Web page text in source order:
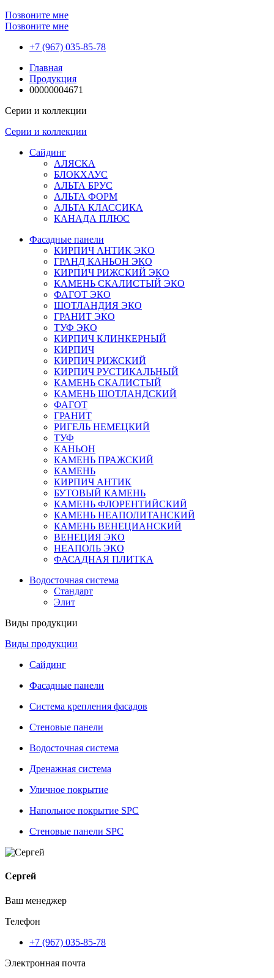
Позвоните мне
Позвоните мне
+7 (967) 035-85-78
Главная
Продукция
00000004671
Серии и коллекции
Серии и коллекции
Сайдинг
АЛЯСКА
БЛОКХАУС
АЛЬТА БРУС
АЛЬТА ФОРМ
АЛЬТА КЛАССИКА
КАНАДА ПЛЮС
Фасадные панели
КИРПИЧ АНТИК ЭКО
ГРАНД КАНЬОН ЭКО
КИРПИЧ РИЖСКИЙ ЭКО
КАМЕНЬ СКАЛИСТЫЙ ЭКО
ФАГОТ ЭКО
ШОТЛАНДИЯ ЭКО
ГРАНИТ ЭКО
ТУФ ЭКО
КИРПИЧ КЛИНКЕРНЫЙ
КИРПИЧ
КИРПИЧ РИЖСКИЙ
КИРПИЧ РУСТИКАЛЬНЫЙ
КАМЕНЬ СКАЛИСТЫЙ
КАМЕНЬ ШОТЛАНДСКИЙ
ФАГОТ
ГРАНИТ
РИГЕЛЬ НЕМЕЦКИЙ
ТУФ
КАНЬОН
КАМЕНЬ ПРАЖСКИЙ
КАМЕНЬ
КИРПИЧ АНТИК
БУТОВЫЙ КАМЕНЬ
КАМЕНЬ ФЛОРЕНТИЙСКИЙ
КАМЕНЬ НЕАПОЛИТАНСКИЙ
КАМЕНЬ ВЕНЕЦИАНСКИЙ
ВЕНЕЦИЯ ЭКО
НЕАПОЛЬ ЭКО
ФАСАДНАЯ ПЛИТКА
Водосточная система
Стандарт
Элит
Виды продукции
Виды продукции
Сайдинг
Фасадные панели
Система крепления фасадов
Стеновые панели
Водосточная система
Дренажная система
Уличное покрытие
Напольное покрытие SPC
Стеновые панели SPC
Сергей
Ваш менеджер
Телефон
+7 (967) 035-85-78
Электронная почта